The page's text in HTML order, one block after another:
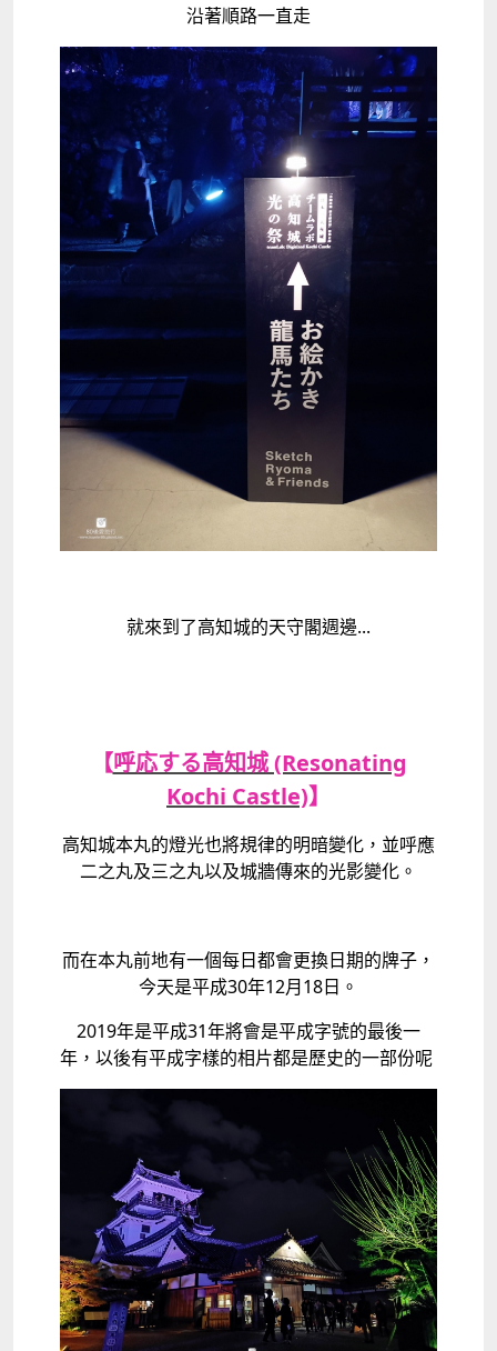
沿著順路一直走
就來到了高知城的天守閣週邊...
【呼応する高知城 (Resonating
Kochi Castle)】
高知城本丸的燈光也將規律的明暗變化，並呼應
二之丸及三之丸以及城牆傳來的光影變化。
而在本丸前地有一個每日都會更換日期的牌子，
今天是平成30年12月18日。
2019年是平成31年將會是平成字號的最後一
年，以後有平成字樣的相片都是歷史的一部份呢